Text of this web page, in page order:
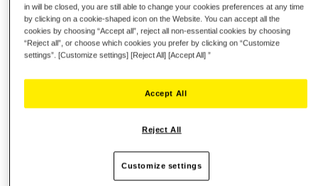
Le volant dispose d’un système de retour de force
reposant sur un servomoteur brushless de 40 watts
extrêmement réactif qui, grâce au système de
refroidissement Motor Cooling Embedded (brevet en
pendant les compétitions virtuelles les plus longues,
sans aucune baisse des performances.
avec 15 LEDs intégrées pour la fonction compte-tours
(tr/min) et deux boutons rotatifs avec bouton-poussoir.
Son revêtement cousu main est réalisé dans le même
Alcantara importé d’Italie que le matériau utilisé sur les
in will be closed, you are still able to change your cookies preferences at any time
by clicking on a cookie-shaped icon on the Website. You can accept all the
cookies by choosing “Accept all”, reject all non-essential cookies by choosing
“Reject all”, or choose which cookies you prefer by clicking on “Customize
settings”. [Customize settings] [Reject All] [Accept All] ”
Reject All
Accept All
Customize settings